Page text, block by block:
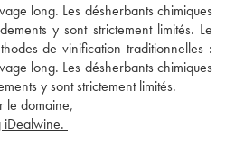
long. Les désherbants chimiques
y sont strictement limités. Le
de vinification traditionnelles :
long. Les désherbants chimiques
y sont strictement limités.
le domaine,